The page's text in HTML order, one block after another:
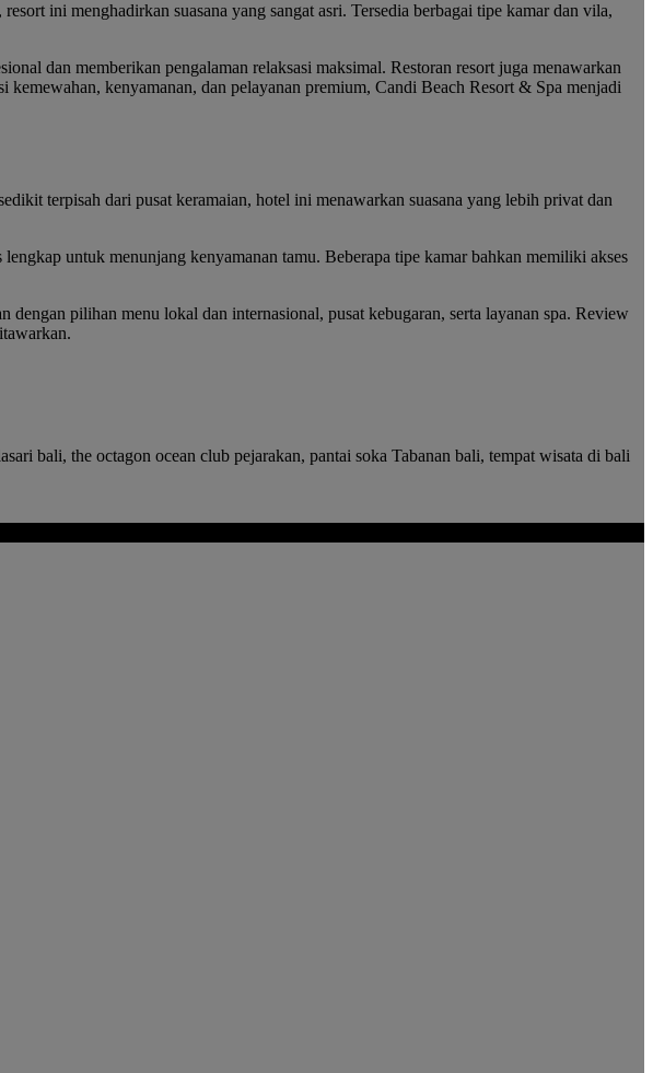
ini menghadirkan suasana yang sangat asri. Tersedia berbagai tipe kamar dan vila,
dan memberikan pengalaman relaksasi maksimal. Restoran resort juga menawarkan
kemewahan, kenyamanan, dan pelayanan premium, Candi Beach Resort & Spa menjadi
terpisah dari pusat keramaian, hotel ini menawarkan suasana yang lebih privat dan
untuk menunjang kenyamanan tamu. Beberapa tipe kamar bahkan memiliki akses
pilihan menu lokal dan internasional, pusat kebugaran, serta layanan spa. Review
bali, the octagon ocean club pejarakan, pantai soka Tabanan bali, tempat wisata di bali